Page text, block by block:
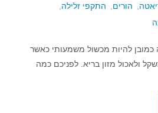
הורים התקפי זלילה
להיות מכשול משמעותי כאשר
ולאכול מזון בריא. לפניכם כמה